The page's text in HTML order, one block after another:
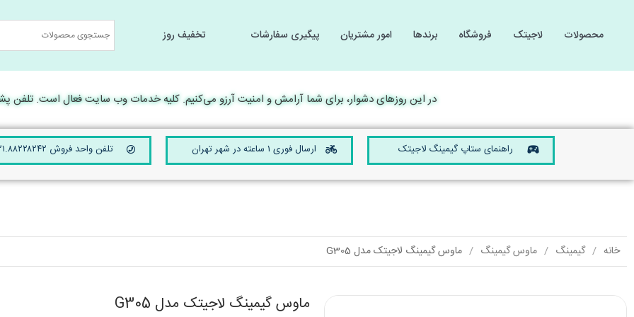
محصولات
کامپیوتر و لپ تاپ
موبایل و تبلت
لاجیتک فروشگاه برندها امور مشتریان پیگیری سفارشات
تخفیف روز
کامپیوتر و لپ تاپ
موبایل و تبلت
در این روزهای دشوار، برای شما آرامش و امنیت آرزو می‌کنیم. کلیه خدمات وب سایت فعال است. تلفن پشتیبانی 24 ساعته
راهنمای ستاپ گیمینگ لاجیتک ارسال فوری ۱ ساعته در شهر تهران تلفن واحد فروش ۰۲۱.۸۸۲۲۸۲۴۲
خانه گیمینگ ماوس گیمینگ ماوس گیمینگ لاجیتک مدل G305
ماوس گیمینگ لاجیتک مدل G305